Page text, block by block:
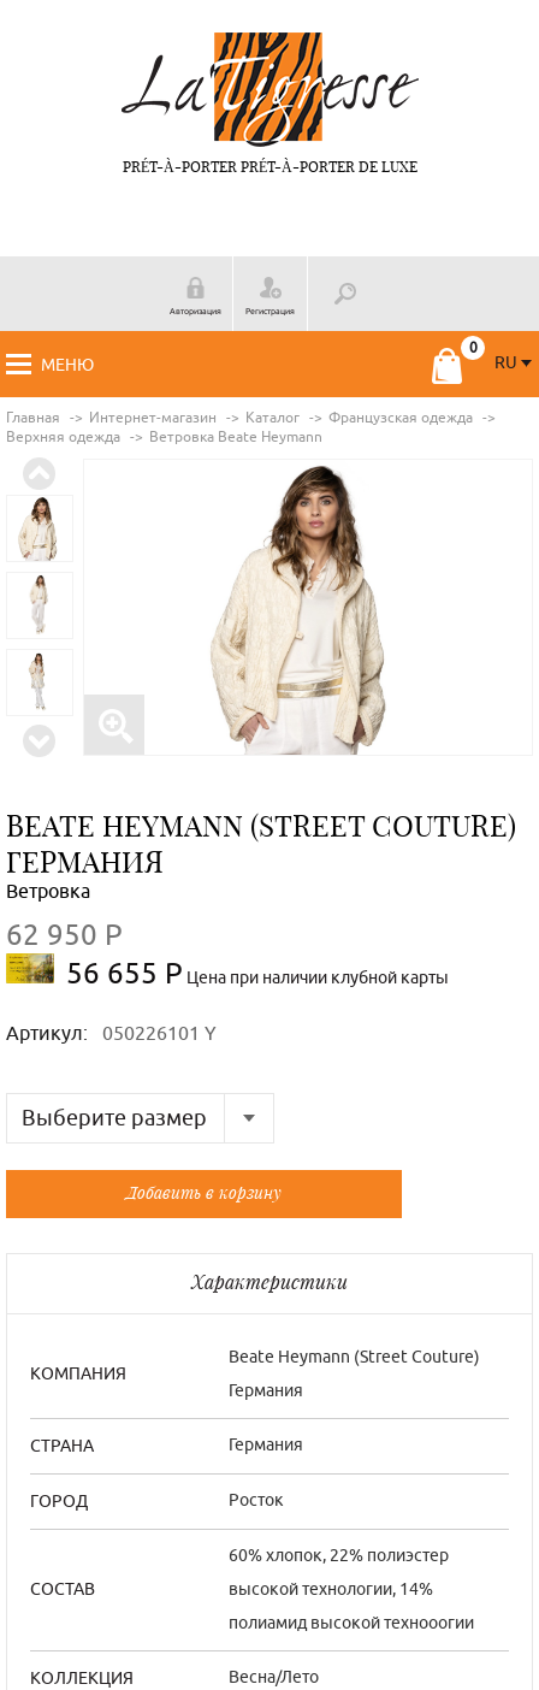
PRÉT-À-PORTER PRÉT-À-PORTER DE LUXE
Авторизация Регистрация
МЕНЮ
RU
Главная Интернет-магазин Каталог
Французская одежда
Верхняя одежда
Ветровка Beate Нeymann
BEATE НEYMANN (STREET COUTURE)
ГЕРМАНИЯ
Ветровка
62 950 Р
56 655 Р Цена при наличии клубной карты
Артикул: 050226101 Y
Выберите размер
Русский
Французский
48
42/3
50
44/4
46/5
48/6
56
50/7
Добавить в корзину
Характеристики
КОМПАНИЯ
Beate Нeymann (Street Couture)
Германия
СТРАНА Германия
ГОРОД Росток
СОСТАВ
60% хлопок, 22% полиэстер
высокой технологии, 14%
полиамид высокой технооогии
КОЛЛЕКЦИЯ Весна/Лето